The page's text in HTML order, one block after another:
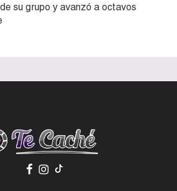
su grupo y avanzó a octavos